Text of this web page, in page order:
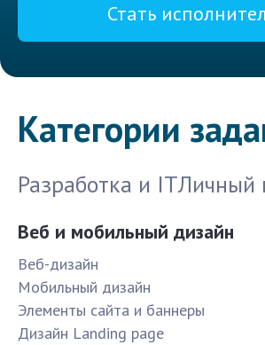
Стать
Категории
Разработка и ITЛичный
Веб и мобильный дизайн
Веб-дизайн
Мобильный дизайн
Элементы сайта и баннеры
Дизайн Landing page